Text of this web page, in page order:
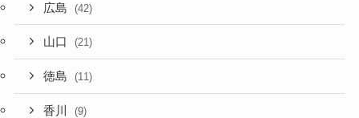
広島 (42)
山口 (21)
徳島 (11)
香川 (9)